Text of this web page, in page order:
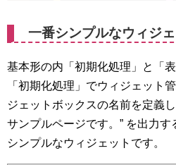
一番シンプルなウィジ
基本形の内「初期化処理」と「
「初期化処理」でウィジェット
ジェットボックスの名前を定義
サンプルページです。” を出力
シンプルなウィジェットです。